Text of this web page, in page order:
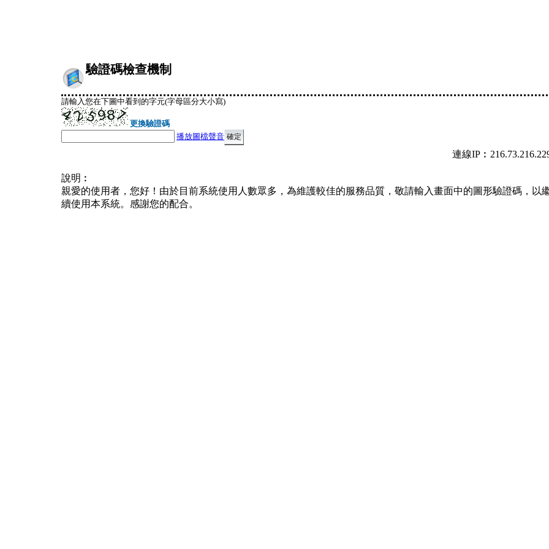
驗證碼檢查機制
請輸入您在下圖中看到的字元(字母區分大小寫)
更換驗證碼
播放圖檔聲音
連線
說明︰
親愛的使用者，您好！由於目前系統使用人數眾多，為維護較佳的服務品質，敬請輸入畫面中的圖形驗證碼，以
續使用本系統。感謝您的配合。